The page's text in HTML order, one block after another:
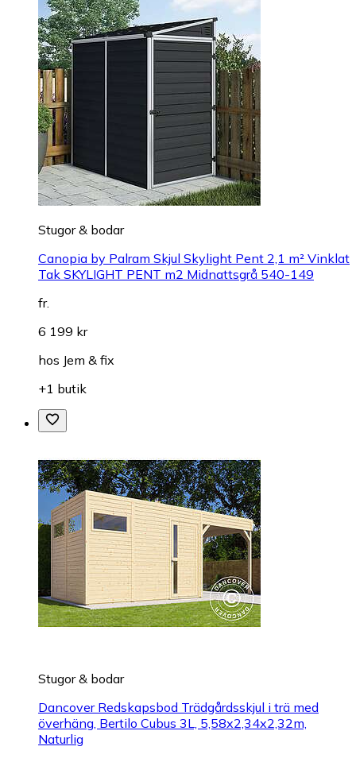
Stugor & bodar
Canopia by Palram Skjul Skylight Pent 2,1 m² Vinklat
Tak SKYLIGHT PENT m2 Midnattsgrå 540-149
fr.
6 199 kr
hos Jem & fix
+1 butik
Stugor & bodar
Dancover Redskapsbod Trädgårdsskjul i trä med
överhäng, Bertilo Cubus 3L, 5,58x2,34x2,32m,
Naturlig